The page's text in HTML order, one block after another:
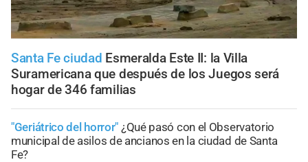
Santa Fe ciudad Esmeralda Este II: la Villa
Suramericana que después de los Juegos será
hogar de 346 familias
"Geriátrico del horror" ¿Qué pasó con el Observatorio
municipal de asilos de ancianos en la ciudad de Santa
Fe?